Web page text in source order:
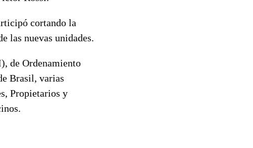
cortando la
las nuevas unidades.
de Ordenamiento
Brasil, varias
Propietarios y